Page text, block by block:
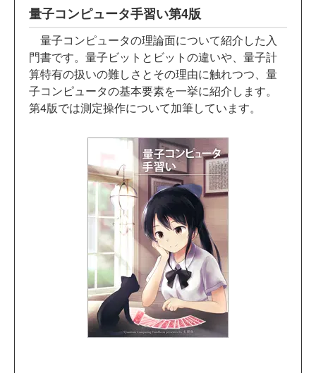
量子コンピュータ手習い第4版
量子コンピュータの理論面について紹介した入
門書です。量子ビットとビットの違いや、量子計
算特有の扱いの難しさとその理由に触れつつ、量
子コンピュータの基本要素を一挙に紹介します。
第4版では測定操作について加筆しています。